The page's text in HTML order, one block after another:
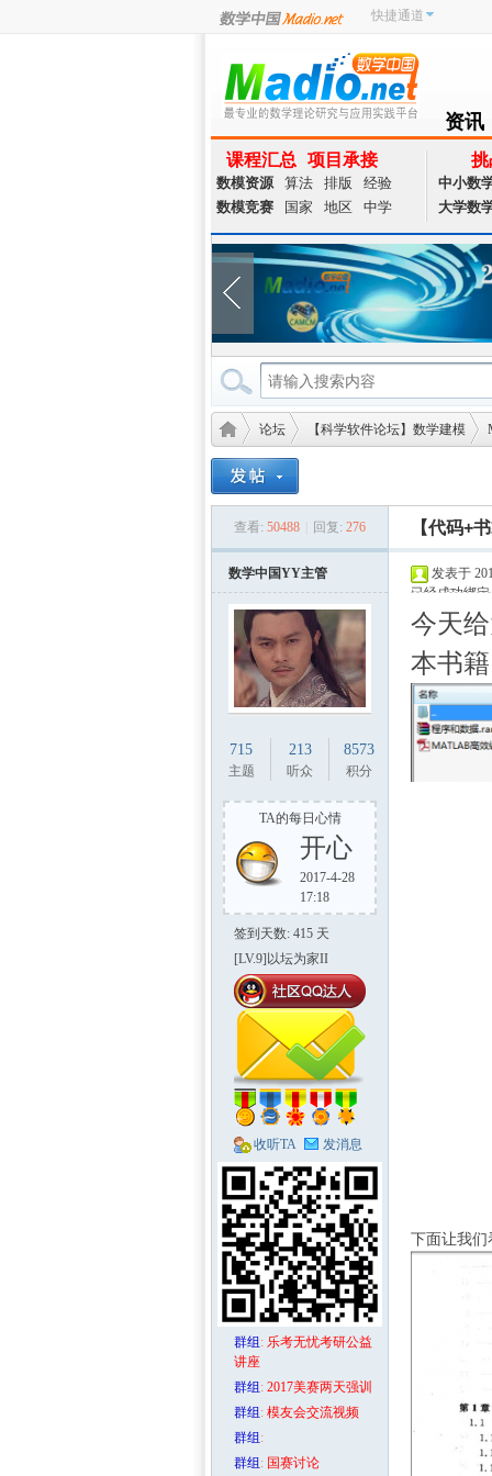
快捷通道
资讯
NEWS
课程汇总 项目承接
数模资源 算法 排版
经验
数模竞赛
国家 地区 中学
挑
中小数
大学数
数学
建模
»
论坛
›
【科学软件论坛】数学建模
›
查看: 50488 回复: 276 【代码+
数学中国YY主管
715
主题
213
听众
8573
积分
TA的每日心情
开心
2017-4-28
17:18
签到天数: 415 天
[LV.9]以坛为家II
收听TA 发消息
群组 : 乐考无忧考研公益
讲座
群组 : 2017美赛两天强训
群组 : 模友会交流视频
群组 :
群组 : 国赛讨论
发表于
已经成功绑定
今天
本书
下面让我们